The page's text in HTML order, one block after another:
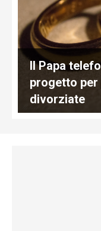
Il Papa
progetto per
divorziate